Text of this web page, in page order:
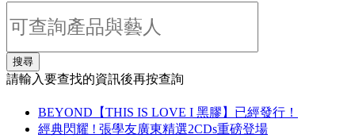
搜尋
請輸入要查找的資訊後再按查詢
BEYOND【THIS IS LOVE I 黑膠】已經發行！
經典閃耀 ! 張學友廣東精選2CDs重磅登場